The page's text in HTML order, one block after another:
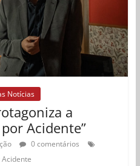
Notícias
a
Acidente”
0 comentários